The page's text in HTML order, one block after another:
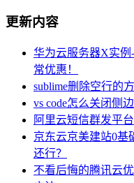
更新内容
华为云服务器X实例
常优惠！
sublime删除空行的
vs code怎么关闭侧边
阿里云短信群发平
京东云京美建站0基
还行？
不看后悔的腾讯云